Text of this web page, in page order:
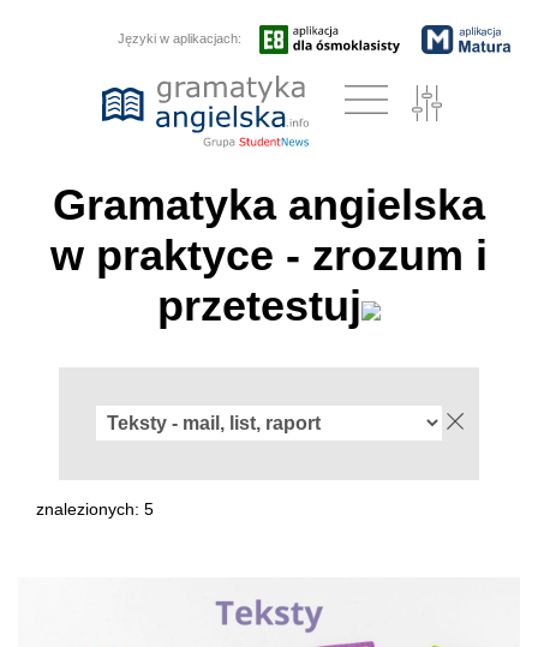
Języki w aplikacjach:
Gramatyka angielska
w praktyce - zrozum i
przetestuj
znalezionych: 5